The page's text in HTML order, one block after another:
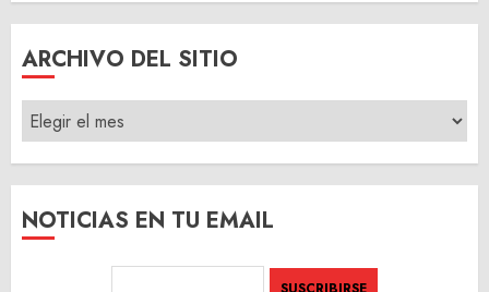
ARCHIVO DEL SITIO
ARCHIVO
DEL
SITIO
NOTICIAS EN TU EMAIL